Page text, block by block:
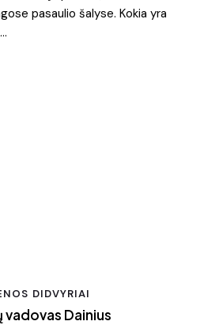
pasaulio šalyse. Kokia yra
DIDVYRIAI
vadovas Dainius